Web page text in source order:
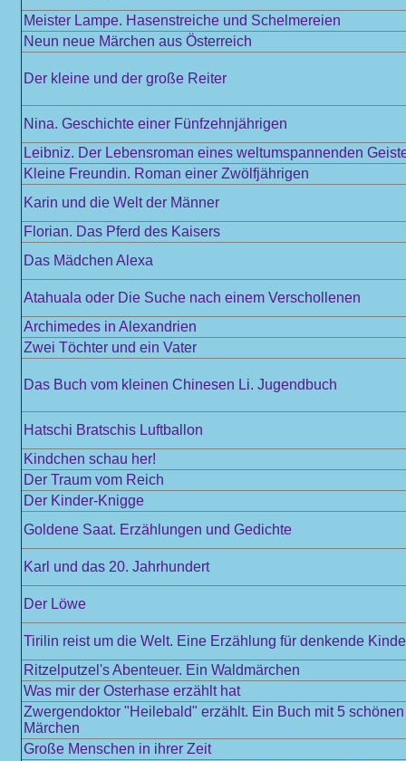
Meister Lampe. Hasenstreiche und Schelmereien
Neun neue Märchen aus Österreich
Der kleine und der große Reiter
Nina. Geschichte einer Fünfzehnjährigen
Leibniz. Der Lebensroman eines weltumspannenden
Kleine Freundin. Roman einer Zwölfjährigen
Karin und die Welt der Männer
Florian. Das Pferd des Kaisers
Das Mädchen Alexa
Atahuala oder Die Suche nach einem Verschollenen
Archimedes in Alexandrien
Zwei Töchter und ein Vater
Das Buch vom kleinen Chinesen Li. Jugendbuch
Hatschi Bratschis Luftballon
Kindchen schau her!
Der Traum vom Reich
Der Kinder-Knigge
Goldene Saat. Erzählungen und Gedichte
Karl und das 20. Jahrhundert
Der Löwe
Tirilin reist um die Welt. Eine Erzählung für denkende
Ritzelputzel's Abenteuer. Ein Waldmärchen
Was mir der Osterhase erzählt hat
Zwergendoktor "Heilebald" erzählt. Ein Buch mit 5
Märchen
Große Menschen in ihrer Zeit